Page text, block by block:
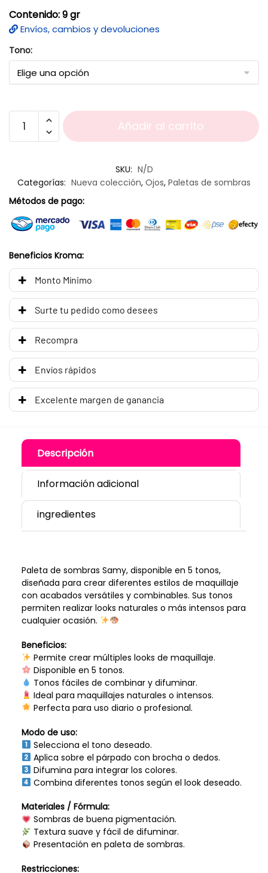
Contenido: 9 gr
Envíos, cambios y devoluciones
Tono:
Añadir al carrito
SKU: N/D
Categorías: Nueva colección, Ojos, Paletas de sombras
Métodos de pago:
Beneficios Kroma:
Monto Mínimo
Surte tu pedido como desees
Recompra
Envíos rápidos
Excelente margen de ganancia
Descripción
Información adicional
ingredientes
Paleta de sombras Samy, disponible en 5 tonos,
diseñada para crear diferentes estilos de maquillaje
con acabados versátiles y combinables. Sus tonos
permiten realizar looks naturales o más intensos para
cualquier ocasión.
Beneficios:
Permite crear múltiples looks de maquillaje.
Disponible en 5 tonos.
Tonos fáciles de combinar y difuminar.
Ideal para maquillajes naturales o intensos.
Perfecta para uso diario o profesional.
Modo de uso:
Selecciona el tono deseado.
Aplica sobre el párpado con brocha o dedos.
Difumina para integrar los colores.
Combina diferentes tonos según el look deseado.
Materiales / Fórmula:
Sombras de buena pigmentación.
Textura suave y fácil de difuminar.
Presentación en paleta de sombras.
Restricciones: